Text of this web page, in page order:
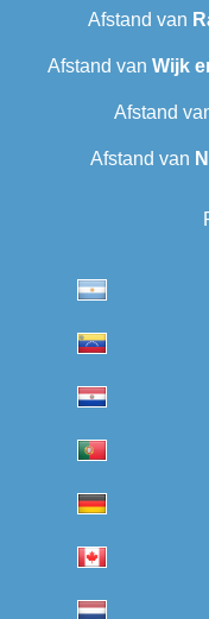
Afstand van
Afstand van Wijk
Afstand
Afstand van